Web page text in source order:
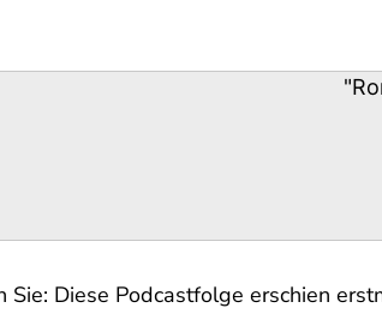
Sie: Diese Podcastfolge erschien